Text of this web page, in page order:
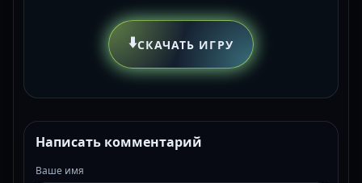
⬇️СКАЧАТЬ ИГРУ
Написать комментарий
Ваше имя